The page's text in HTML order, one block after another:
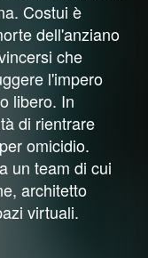
Costui è
dell'anziano
che
l'impero
libero. In
di rientrare
omicidio.
un team di cui
architetto
virtuali.